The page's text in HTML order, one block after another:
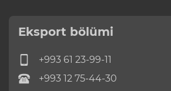
Eksport bölümi
+993 61 23-99-11
+993 12 75-44-30